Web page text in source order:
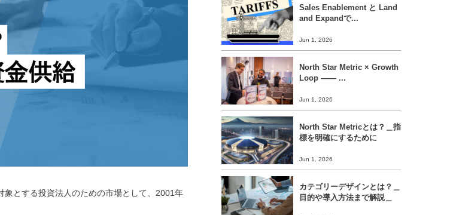
とする投資法人のための市場として、2001年
Sales Enablement と Land
and Expandで...
Jun 1, 2026
North Star Metric × Growth
Loop ―― ...
Jun 1, 2026
North Star Metricとは？＿指
標を明確にするために
Jun 1, 2026
カテゴリーデザインとは？＿
目的や導入方法まで解説＿